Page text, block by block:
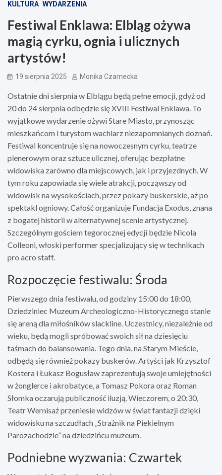
KULTURA WYDARZENIA
Festiwal Enklawa: Elbląg ożywa
magią cyrku, ognia i ulicznych
artystów!
19 sierpnia 2025 Monika Czarnecka
Ostatnie dni sierpnia w Elblągu będą pełne emocji, gdyż od
20 do 24 sierpnia odbędzie się XVIII Festiwal Enklawa. To
wyjątkowe wydarzenie ożywi Stare Miasto, przynosząc
mieszkańcom i turystom wachlarz niezapomnianych doznań.
Festiwal koncentruje się na nowoczesnym cyrku, teatrze
plenerowym oraz sztuce ulicznej, oferując bezpłatne
widowiska zarówno dla miejscowych, jak i przyjezdnych. W
tym roku zapowiada się wiele atrakcji, począwszy od
widowisk na wysokościach, przez pokazy buskerskie, aż po
spektakl ogniowy. Całość organizuje Fundacja Exodus, znana
z bogatej historii w alternatywnej scenie artystycznej.
Szczególnym gościem tegorocznej edycji będzie Nicola
Colleoni, włoski performer specjalizujący się w technikach
pro acro staff.
Rozpoczęcie festiwalu: Środa
Pierwszego dnia festiwalu, od godziny 15:00 do 18:00,
Dziedziniec Muzeum Archeologiczno-Historycznego stanie
się areną dla miłośników slackline. Uczestnicy, niezależnie od
wieku, będą mogli spróbować swoich sił na dziesięciu
taśmach do balansowania. Tego dnia, na Starym Mieście,
odbędą się również pokazy buskerów. Artyści jak Krzysztof
Kostera i Łukasz Bogusław zaprezentują swoje umiejętności
w żonglerce i akrobatyce, a Tomasz Pokora oraz Roman
Słomka oczarują publiczność iluzją. Wieczorem, o 20:30,
Teatr Wernisaż przeniesie widzów w świat fantazji dzięki
widowisku na szczudłach „Strażnik na Piekielnym
Parozachodzie” na dziedzińcu muzeum.
Podniebne wyzwania: Czwartek